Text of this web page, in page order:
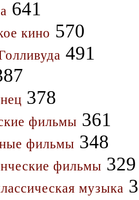
641
кино 570
491
378
фильмы 361
фильмы 348
фильмы 329
музыка